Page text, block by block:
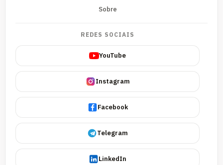
Sobre
REDES SOCIAIS
YouTube
Instagram
Facebook
Telegram
LinkedIn